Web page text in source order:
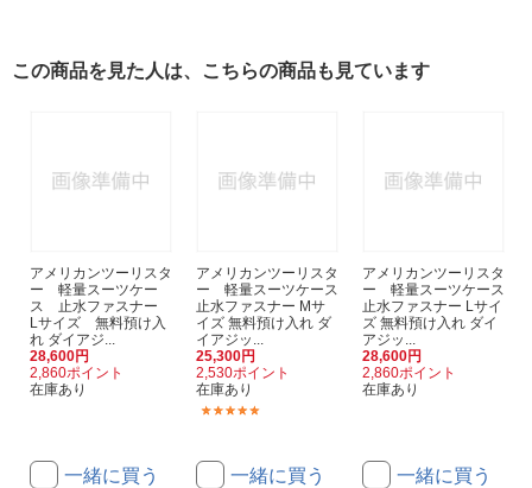
この商品を見た人は、こちらの商品も見ています
アメリカンツーリスタ
ー 軽量スーツケー
ス 止水ファスナー
Lサイズ 無料預け入
れ ダイアジ...
28,600円
2,860ポイント
在庫あり
一緒に買う
アメリカンツーリスタ
ー 軽量スーツケース
止水ファスナー Mサ
イズ 無料預け入れ ダ
イアジッ...
25,300円
2,530ポイント
在庫あり
一緒に買う
アメリカンツーリスタ
ー 軽量スーツケース
止水ファスナー Lサイ
ズ 無料預け入れ ダイ
アジッ...
28,600円
2,860ポイント
在庫あり
一緒に買う